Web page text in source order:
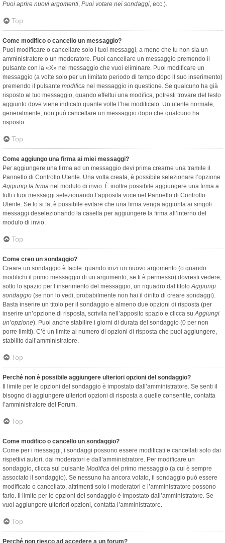
Puoi aprire nuovi argomenti, Puoi votare nei sondaggi, ecc.).
Top
Come modifico o cancello un messaggio?
Puoi modificare o cancellare solo i tuoi messaggi, a meno che tu non sia un
amministratore o un moderatore. Puoi cancellare un messaggio premendo il
pulsante con la «X» nel messaggio che vuoi eliminare. Puoi modificare un
messaggio (a volte solo per un limitato periodo di tempo dopo il suo inserimento)
premendo il pulsante modifica nel messaggio in questione. Se qualcuno ha già
risposto al tuo messaggio, quando effettui una modifica, potresti trovare del testo
aggiunto dove viene indicato quante volte l’hai modificato. Un utente normale,
generalmente, non può cancellare un messaggio dopo che qualcuno ha
risposto.
Top
Come aggiungo una firma ai miei messaggi?
Per aggiungere una firma ad un messaggio devi prima crearne una tramite il
Pannello di Controllo Utente. Una volta creata, è possibile selezionare l’opzione
Aggiungi la firma nel modulo di invio. È inoltre possibile aggiungere una firma a
tutti i tuoi messaggi selezionando l’apposita voce nel Pannello di Controllo
Utente. Se lo si fa, è possibile evitare che una firma venga aggiunta ai singoli
messaggi deselezionando la casella per aggiungere la firma all’interno del
modulo di invio.
Top
Come creo un sondaggio?
Creare un sondaggio è facile: quando inizi un nuovo argomento (o quando
modifichi il primo messaggio di un argomento, se ti è permesso) dovresti vedere,
sotto lo spazio per l’inserimento del messaggio, un riquadro dal titoloAggiungi
sondaggio (se non lo vedi, probabilmente non hai il diritto di creare sondaggi).
Basta inserire un titolo per il sondaggio e almeno due opzioni di risposta (per
inserire un’opzione di risposta, scrivila nell’apposito spazio e clicca suAggiungi
un’opzione). Puoi anche stabilire i giorni di durata del sondaggio (0 per non
porre limiti). C’è un limite al numero di opzioni di risposta che puoi aggiungere,
stabilito dall’amministratore.
Top
Perché non è possibile aggiungere ulteriori opzioni del sondaggio?
Il limite per le opzioni del sondaggio è impostato dall’amministratore. Se senti il
bisogno di aggiungere ulteriori opzioni di risposta a quelle consentite, contatta
l’amministratore del Forum.
Top
Come modifico o cancello un sondaggio?
Come per i messaggi, i sondaggi possono essere modificati e cancellati solo dai
rispettivi autori, dai moderatori e dall’amministratore. Per modificare un
sondaggio, clicca sul pulsante Modifica del primo messaggio (a cui è sempre
associato il sondaggio). Se nessuno ha ancora votato, il sondaggio può essere
modificato o cancellato, altrimenti solo i moderatori e l’amministratore possono
farlo. Il limite per le opzioni del sondaggio è impostato dall’amministratore. Se
vuoi aggiungere ulteriori opzioni, contatta l’amministratore.
Top
Perché non riesco ad accedere a un forum?